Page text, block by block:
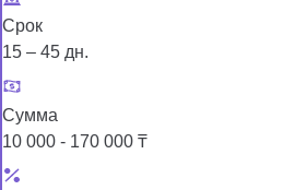
Срок
15 – 45 дн.
Сумма
10 000 - 170 000 ₸